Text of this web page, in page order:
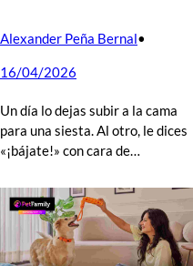
Alexander Peña Bernal•
16/04/2026
Un día lo dejas subir a la cama
para una siesta. Al otro, le dices
«¡bájate!» con cara de…